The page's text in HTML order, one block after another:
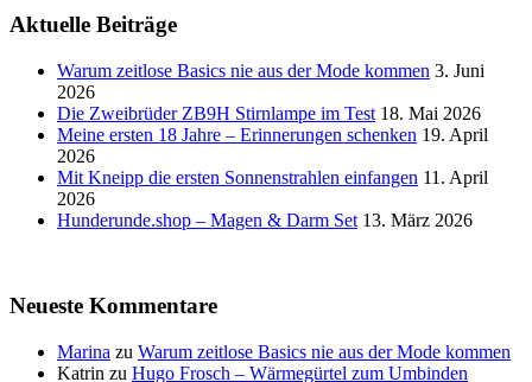
Aktuelle Beiträge
Warum zeitlose Basics nie aus der Mode kommen 3. Juni
2026
Die Zweibrüder ZB9H Stirnlampe im Test 18. Mai 2026
Meine ersten 18 Jahre – Erinnerungen schenken 19. April
2026
Mit Kneipp die ersten Sonnenstrahlen einfangen 11. April
2026
Hunderunde.shop – Magen & Darm Set 13. März 2026
Neueste Kommentare
Marina zu Warum zeitlose Basics nie aus der Mode kommen
Katrin zu Hugo Frosch – Wärmegürtel zum Umbinden